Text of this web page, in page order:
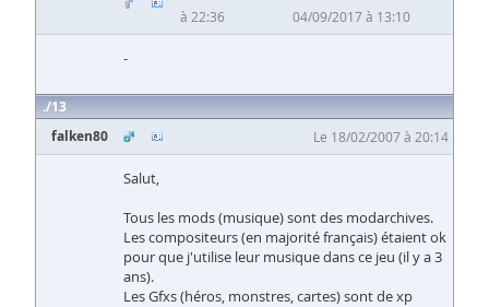
à 22:36
04/09/2017 à 13:10
-
13
falken80
Le 18/02/2007 à 20:14
Salut,
Tous les mods (musique) sont des modarchives.
Les compositeurs (en majorité français) étaient ok
pour que j'utilise leur musique dans ce jeu (il y a 3
ans).
Les Gfxs (héros, monstres, cartes) sont de xp